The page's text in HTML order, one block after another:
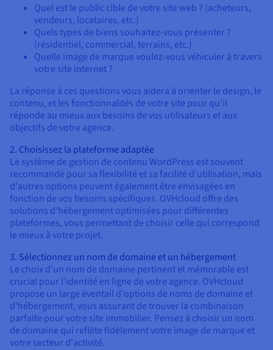
Quel est le public cible de votre site web ? (acheteurs,
vendeurs, locataires, etc.)
Quels types de biens souhaitez-vous présenter ?
(résidentiel, commercial, terrains, etc.)
Quelle image de marque voulez-vous véhiculer à travers
votre site internet ?
La réponse à ces questions vous aidera à orienter le design, le
contenu, et les fonctionnalités de votre site pour qu'il
réponde au mieux aux besoins de vos utilisateurs et aux
objectifs de votre agence.
2. Choisissez la plateforme adaptée
Le système de gestion de contenu WordPress est souvent
recommandé pour sa flexibilité et sa facilité d'utilisation, mais
d'autres options peuvent également être envisagées en
fonction de vos besoins spécifiques. OVHcloud offre des
solutions d'hébergement optimisées pour différentes
plateformes, vous permettant de choisir celle qui correspond
le mieux à votre projet.
3. Sélectionnez un nom de domaine et un hébergement
Le choix d'un nom de domaine pertinent et mémorable est
crucial pour l'identité en ligne de votre agence. OVHcloud
propose un large éventail d'options de noms de domaine et
d'hébergement, vous assurant de trouver la combinaison
parfaite pour votre site immobilier. Pensez à choisir un nom
de domaine qui reflète fidèlement votre image de marque et
votre secteur d'activité.